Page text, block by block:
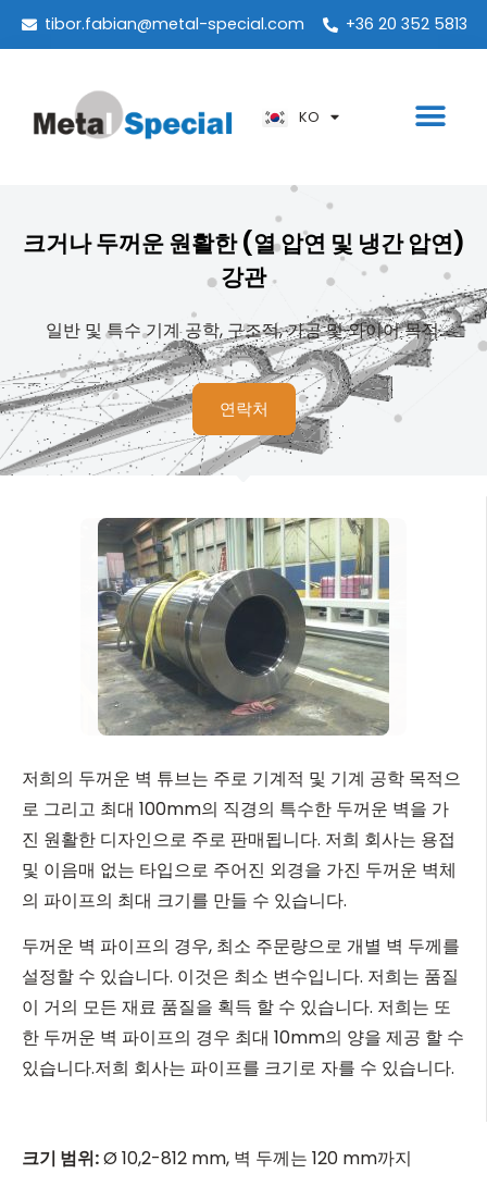
tibor.fabian@metal-special.com +36 20 352 5813
KO
ES
PT
AR
크거나 두꺼운 원활한 (열 압연 및 냉간 압연)
강관
일반 및 특수 기계 공학, 구조적, 가공 및 와이어 목적.
연락처
저희의 두꺼운 벽 튜브는 주로 기계적 및 기계 공학 목적으
로 그리고 최대 100mm의 직경의 특수한 두꺼운 벽을 가
진 원활한 디자인으로 주로 판매됩니다. 저희 회사는 용접
및 이음매 없는 타입으로 주어진 외경을 가진 두꺼운 벽체
의 파이프의 최대 크기를 만들 수 있습니다.
두꺼운 벽 파이프의 경우, 최소 주문량으로 개별 벽 두께를
설정할 수 있습니다. 이것은 최소 변수입니다. 저희는 품질
이 거의 모든 재료 품질을 획득 할 수 있습니다. 저희는 또
한 두꺼운 벽 파이프의 경우 최대 10mm의 양을 제공 할 수
있습니다.저희 회사는 파이프를 크기로 자를 수 있습니다.
크기 범위:Ø 10,2-812 mm, 벽 두께는 120 mm까지